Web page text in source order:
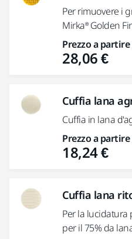
Per rimuovere i
Mirka® Golden
Prezzo a partire
28,06 €
Cuffia lana
Cuffia in lana
Prezzo a partire
18,24 €
Cuffia lana
Per la lucidatura
per il 75% da